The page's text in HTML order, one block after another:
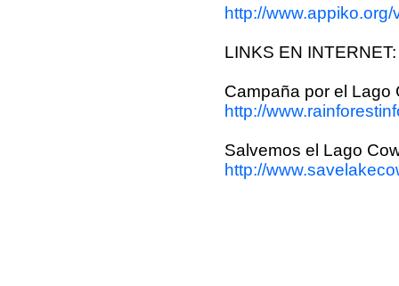
http://
LINKS EN INTERNET:
Campaña por el Lago
http://
Salvemos el Lago
http://